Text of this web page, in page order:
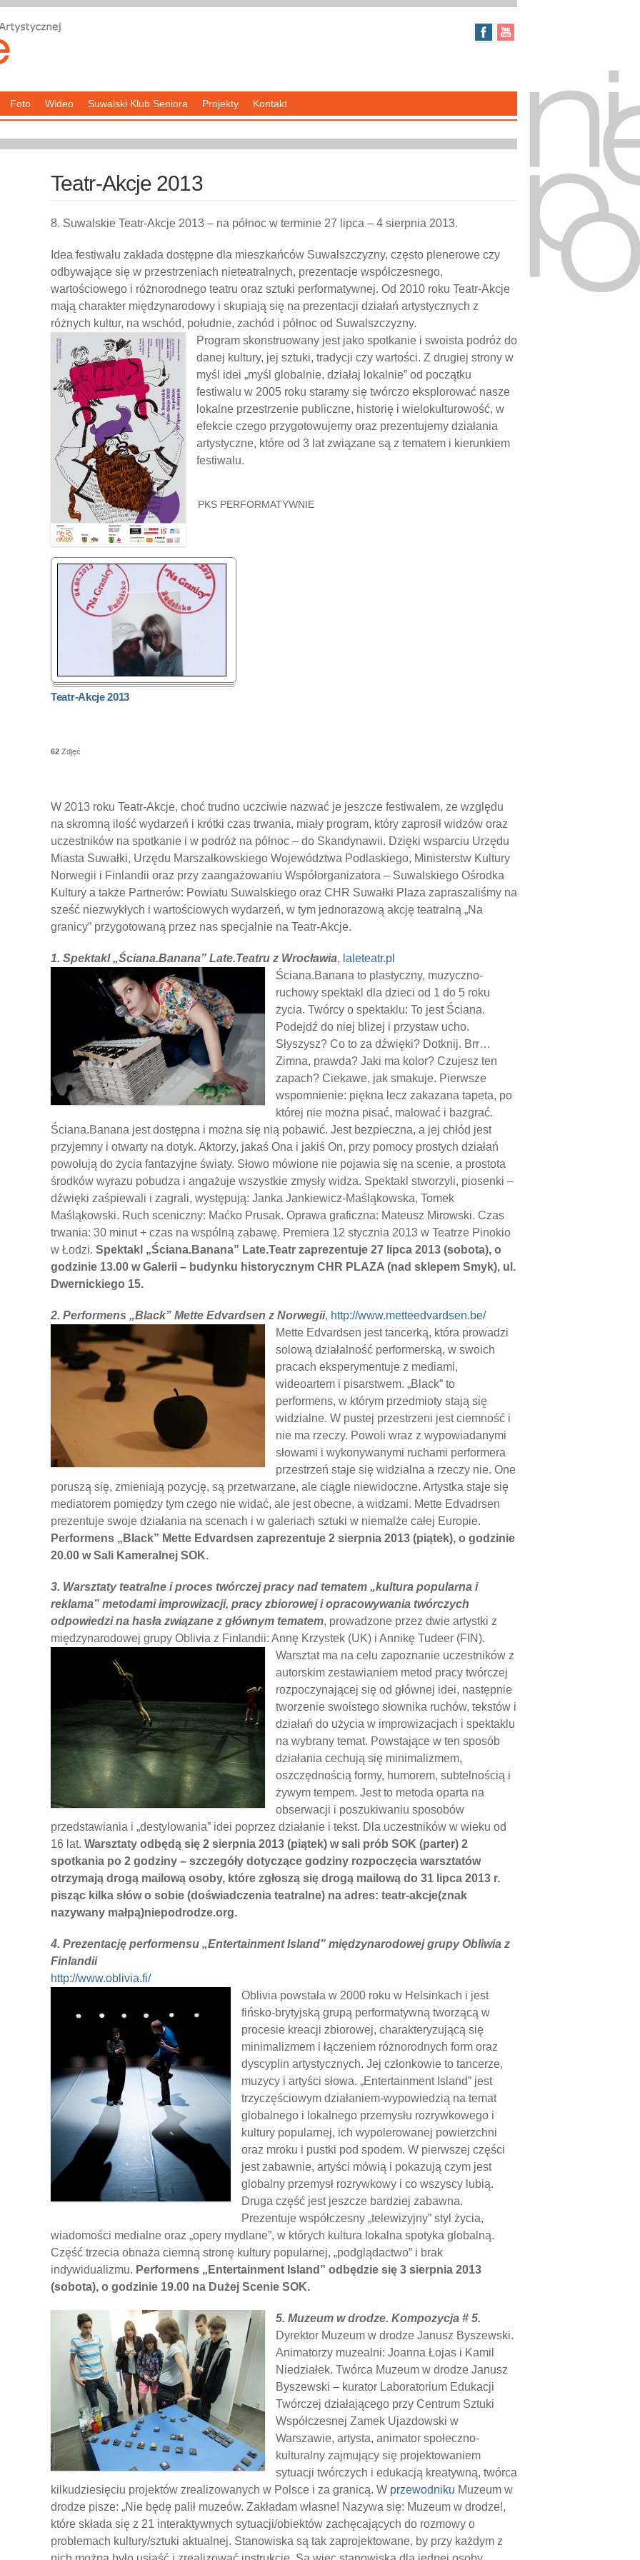
Foto Wideo Suwalski Klub Seniora Projekty Kontakt
Teatr-Akcje 2013
8. Suwalskie Teatr-Akcje 2013 – na północ w terminie 27 lipca – 4 sierpnia 2013.
Idea festiwalu zakłada dostępne dla mieszkańców Suwalszczyzny, często plenerowe czy
odbywające się w przestrzeniach nieteatralnych, prezentacje współczesnego,
wartościowego i różnorodnego teatru oraz sztuki performatywnej. Od 2010 roku Teatr-Akcje
mają charakter międzynarodowy i skupiają się na prezentacji działań artystycznych z
różnych kultur, na wschód, południe, zachód i północ od Suwalszczyzny.
Program skonstruowany jest jako spotkanie i swoista podróż do
danej kultury, jej sztuki, tradycji czy wartości. Z drugiej strony w
myśl idei „myśl globalnie, działaj lokalnie” od początku
festiwalu w 2005 roku staramy się twórczo eksplorować nasze
lokalne przestrzenie publiczne, historię i wielokulturowość, w
efekcie czego przygotowujemy oraz prezentujemy działania
artystyczne, które od 3 lat związane są z tematem i kierunkiem
festiwalu.
PKS PERFORMATYWNIE
Teatr-Akcje 2013
62 Zdjęć
W 2013 roku Teatr-Akcje, choć trudno uczciwie nazwać je jeszcze festiwalem, ze względu
na skromną ilość wydarzeń i krótki czas trwania, miały program, który zaprosił widzów oraz
uczestników na spotkanie i w podróż na północ – do Skandynawii. Dzięki wsparciu Urzędu
Miasta Suwałki, Urzędu Marszałkowskiego Województwa Podlaskiego, Ministerstw Kultury
Norwegii i Finlandii oraz przy zaangażowaniu Współorganizatora – Suwalskiego Ośrodka
Kultury a także Partnerów: Powiatu Suwalskiego oraz CHR Suwałki Plaza zapraszaliśmy na
sześć niezwykłych i wartościowych wydarzeń, w tym jednorazową akcję teatralną „Na
granicy” przygotowaną przez nas specjalnie na Teatr-Akcje.
1. Spektakl „Ściana.Banana” Late.Teatru z Wrocławia, laleteatr.pl
Ściana.Banana to plastyczny, muzyczno-
ruchowy spektakl dla dzieci od 1 do 5 roku
życia. Twórcy o spektaklu: To jest Ściana.
Podejdź do niej bliżej i przystaw ucho.
Słyszysz? Co to za dźwięki? Dotknij. Brr…
Zimna, prawda? Jaki ma kolor? Czujesz ten
zapach? Ciekawe, jak smakuje. Pierwsze
wspomnienie: piękna lecz zakazana tapeta, po
której nie można pisać, malować i bazgrać.
Ściana.Banana jest dostępna i można się nią pobawić. Jest bezpieczna, a jej chłód jest
przyjemny i otwarty na dotyk. Aktorzy, jakaś Ona i jakiś On, przy pomocy prostych działań
powołują do życia fantazyjne światy. Słowo mówione nie pojawia się na scenie, a prostota
środków wyrazu pobudza i angażuje wszystkie zmysły widza. Spektakl stworzyli, piosenki –
dźwięki zaśpiewali i zagrali, występują: Janka Jankiewicz-Maśląkowska, Tomek
Maśląkowski. Ruch sceniczny: Maćko Prusak. Oprawa graficzna: Mateusz Mirowski. Czas
trwania: 30 minut + czas na wspólną zabawę. Premiera 12 stycznia 2013 w Teatrze Pinokio
w Łodzi. Spektakl „Ściana.Banana” Late.Teatr zaprezentuje 27 lipca 2013 (sobota), o
godzinie 13.00 w Galerii – budynku historycznym CHR PLAZA (nad sklepem Smyk), ul.
Dwernickiego 15.
2. Performens „Black” Mette Edvardsen z Norwegii, http://www.metteedvardsen.be/
Mette Edvardsen jest tancerką, która prowadzi
solową działalność performerską, w swoich
pracach eksperymentuje z mediami,
wideoartem i pisarstwem. „Black” to
performens, w którym przedmioty stają się
widzialne. W pustej przestrzeni jest ciemność i
nie ma rzeczy. Powoli wraz z wypowiadanymi
słowami i wykonywanymi ruchami performera
przestrzeń staje się widzialna a rzeczy nie. One
poruszą się, zmieniają pozycję, są przetwarzane, ale ciągle niewidoczne. Artystka staje się
mediatorem pomiędzy tym czego nie widać, ale jest obecne, a widzami. Mette Edvadrsen
prezentuje swoje działania na scenach i w galeriach sztuki w niemalże całej Europie.
Performens „Black” Mette Edvardsen zaprezentuje 2 sierpnia 2013 (piątek), o godzinie
20.00 w Sali Kameralnej SOK.
3. Warsztaty teatralne i proces twórczej pracy nad tematem „kultura popularna i
reklama” metodami improwizacji, pracy zbiorowej i opracowywania twórczych
odpowiedzi na hasła związane z głównym tematem, prowadzone przez dwie artystki z
międzynarodowej grupy Oblivia z Finlandii: Annę Krzystek (UK) i Annikę Tudeer (FIN).
Warsztat ma na celu zapoznanie uczestników z
autorskim zestawianiem metod pracy twórczej
rozpoczynającej się od głównej idei, następnie
tworzenie swoistego słownika ruchów, tekstów i
działań do użycia w improwizacjach i spektaklu
na wybrany temat. Powstające w ten sposób
działania cechują się minimalizmem,
oszczędnością formy, humorem, subtelnością i
żywym tempem. Jest to metoda oparta na
obserwacji i poszukiwaniu sposobów
przedstawiania i „destylowania” idei poprzez działanie i tekst. Dla uczestników w wieku od
16 lat. Warsztaty odbędą się 2 sierpnia 2013 (piątek) w sali prób SOK (parter) 2
spotkania po 2 godziny – szczegóły dotyczące godziny rozpoczęcia warsztatów
otrzymają drogą mailową osoby, które zgłoszą się drogą mailową do 31 lipca 2013 r.
pisząc kilka słów o sobie (doświadczenia teatralne) na adres: teatr-akcje(znak
nazywany małpą)niepodrodze.org.
4. Prezentację performensu „Entertainment Island” międzynarodowej grupy Obliwia z
Finlandii
http://www.oblivia.fi/
Oblivia powstała w 2000 roku w Helsinkach i jest
fińsko-brytyjską grupą performatywną tworzącą w
procesie kreacji zbiorowej, charakteryzującą się
minimalizmem i łączeniem różnorodnych form oraz
dyscyplin artystycznych. Jej członkowie to tancerze,
muzycy i artyści słowa. „Entertainment Island” jest
trzyczęściowym działaniem-wypowiedzią na temat
globalnego i lokalnego przemysłu rozrywkowego i
kultury popularnej, ich wypolerowanej powierzchni
oraz mroku i pustki pod spodem. W pierwszej części
jest zabawnie, artyści mówią i pokazują czym jest
globalny przemysł rozrywkowy i co wszyscy lubią.
Druga część jest jeszcze bardziej zabawna.
Prezentuje współczesny „telewizyjny” styl życia,
wiadomości medialne oraz „opery mydlane”, w których kultura lokalna spotyka globalną.
Część trzecia obnaża ciemną stronę kultury popularnej, „podglądactwo” i brak
indywidualizmu. Performens „Entertainment Island” odbędzie się 3 sierpnia 2013
(sobota), o godzinie 19.00 na Dużej Scenie SOK.
5. Muzeum w drodze. Kompozycja # 5.
Dyrektor Muzeum w drodze Janusz Byszewski.
Animatorzy muzealni: Joanna Łojas i Kamil
Niedziałek. Twórca Muzeum w drodze Janusz
Byszewski – kurator Laboratorium Edukacji
Twórczej działającego przy Centrum Sztuki
Współczesnej Zamek Ujazdowski w
Warszawie, artysta, animator społeczno-
kulturalny zajmujący się projektowaniem
sytuacji twórczych i edukacją kreatywną, twórca
kilkudziesięciu projektów zrealizowanych w Polsce i za granicą. W przewodniku Muzeum w
drodze pisze: „Nie będę palił muzeów. Zakładam własne! Nazywa się: Muzeum w drodze!,
które składa się z 21 interaktywnych sytuacji/obiektów zachęcających do rozmowy o
problemach kultury/sztuki aktualnej. Stanowiska są tak zaprojektowane, by przy każdym z